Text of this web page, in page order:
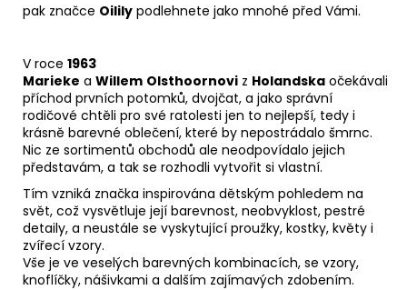
pak značce Oilily podlehnete jako mnohé před Vámi.
V roce 1963
Marieke a Willem Olsthoornovi z Holandska očekávali
příchod prvních potomků, dvojčat, a jako správní
rodičové chtěli pro své ratolesti jen to nejlepší, tedy i
krásně barevné oblečení, které by nepostrádalo šmrnc.
Nic ze sortimentů obchodů ale neodpovídalo jejich
představám, a tak se rozhodli vytvořit si vlastní.
Tím vzniká značka inspirována dětským pohledem na
svět, což vysvětluje její barevnost, neobvyklost, pestré
detaily, a neustále se vyskytující proužky, kostky, květy i
zvířecí vzory.
Vše je ve veselých barevných kombinacích, se vzory,
knoflíčky, nášivkami a dalším zajímavých zdobením.